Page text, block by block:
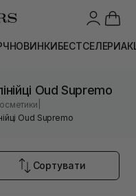
НОВИНКИБЕСТСЕЛЕРИ
Oud Supremo
Oud Supremo
Сортувати